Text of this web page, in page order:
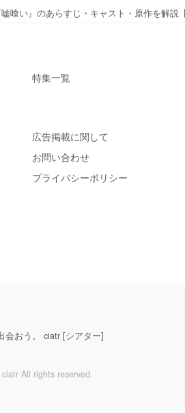
喰い』のあらすじ・キャスト・原作を解説
特集一覧
広告掲載に関して
お問い合わせ
プライバシーポリシー
会おう。 ciatr [シアター]
All rights reserved.